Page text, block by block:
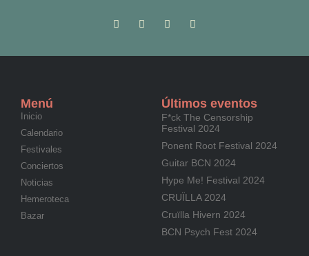
Menú
Inicio
Calendario
Festivales
Conciertos
Noticias
Hemeroteca
Bazar
Últimos eventos
F*ck The Censorship
Festival 2024
Ponent Root Festival 2024
Guitar BCN 2024
Hype Me! Festival 2024
CRUÏLLA 2024
Cruïlla Hivern 2024
BCN Psych Fest 2024